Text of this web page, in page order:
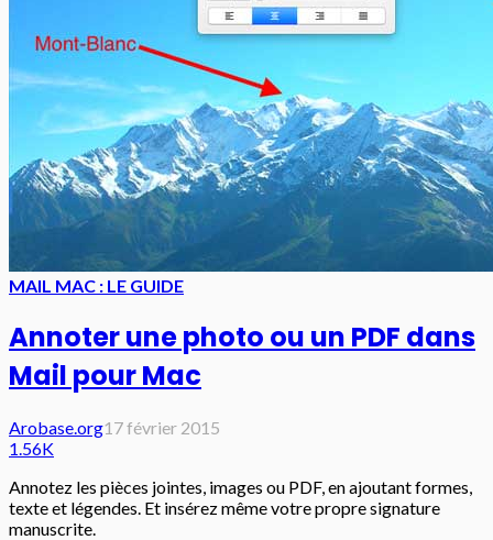
MAIL MAC : LE GUIDE
Annoter une photo ou un PDF dans
Mail pour Mac
Arobase.org17 février 2015
1.56K
Annotez les pièces jointes, images ou PDF, en ajoutant formes,
texte et légendes. Et insérez même votre propre signature
manuscrite.